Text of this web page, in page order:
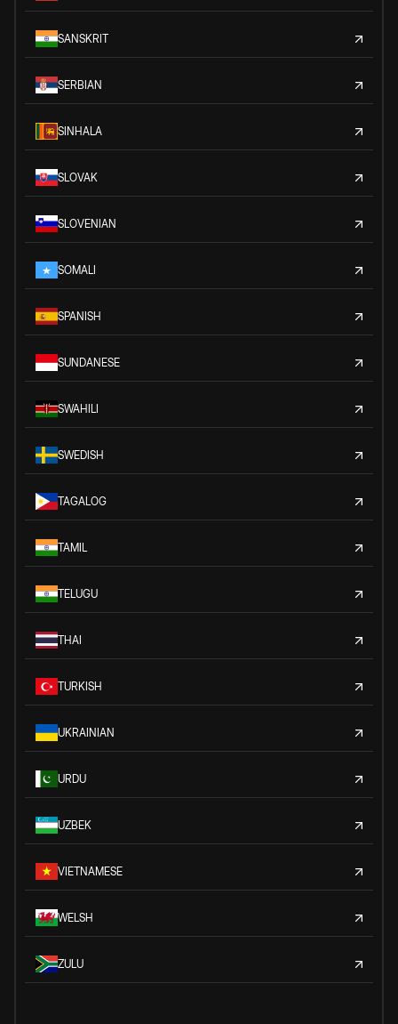
SANSKRIT
SERBIAN
SINHALA
SLOVAK
SLOVENIAN
SOMALI
SPANISH
SUNDANESE
SWAHILI
SWEDISH
TAGALOG
TAMIL
TELUGU
THAI
TURKISH
UKRAINIAN
URDU
UZBEK
VIETNAMESE
WELSH
ZULU